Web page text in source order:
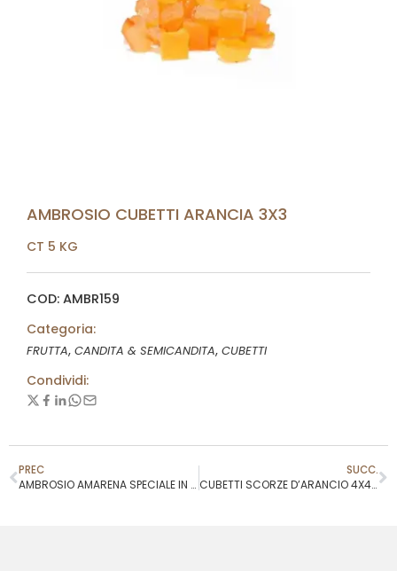
AMBROSIO CUBETTI ARANCIA 3X3
CT 5 KG
COD: AMBR159
Categoria:
FRUTTA, CANDITA & SEMICANDITA, CUBETTI
Condividi:
PREC
AMBROSIO AMARENA SPECIALE IN LATTA
SUCC.
CUBETTI SCORZE D’ARANCIO 4X4 FL